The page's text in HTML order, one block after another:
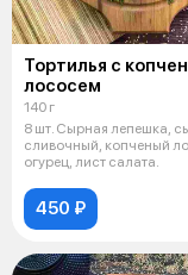
Тортилья с
лососем
140 г
8 шт. Сырная лепешка,
сливочный, копченый
огурец, лист салата.
450 ₽